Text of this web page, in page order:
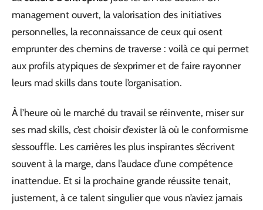
management ouvert, la valorisation des initiatives
personnelles, la reconnaissance de ceux qui osent
emprunter des chemins de traverse : voilà ce qui permet
aux profils atypiques de s’exprimer et de faire rayonner
leurs mad skills dans toute l’organisation.
À l’heure où le marché du travail se réinvente, miser sur
ses mad skills, c’est choisir d’exister là où le conformisme
s’essouffle. Les carrières les plus inspirantes s’écrivent
souvent à la marge, dans l’audace d’une compétence
inattendue. Et si la prochaine grande réussite tenait,
justement, à ce talent singulier que vous n’aviez jamais